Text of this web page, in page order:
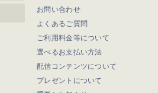
お問い合わせ
よくあるご質問
ご利用料金等について
選べるお支払い方法
配信コンテンツについて
プレゼントについて